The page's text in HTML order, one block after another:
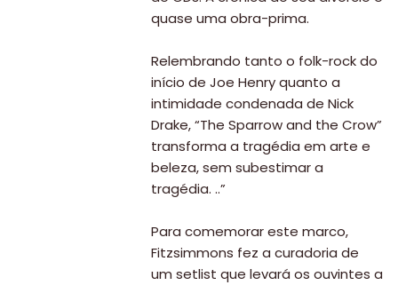
quase uma obra-prima.
Relembrando tanto o folk-rock do
início de Joe Henry quanto a
intimidade condenada de Nick
Drake, “The Sparrow and the Crow”
transforma a tragédia em arte e
beleza, sem subestimar a
tragédia. ..”
Para comemorar este marco,
Fitzsimmons fez a curadoria de
um setlist que levará os ouvintes a